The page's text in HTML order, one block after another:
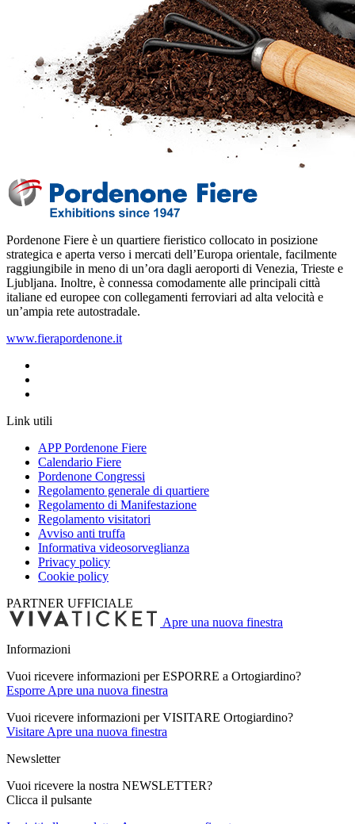
Pordenone Fiere è un quartiere fieristico collocato in posizione
strategica e aperta verso i mercati dell’Europa orientale, facilmente
raggiungibile in meno di un’ora dagli aeroporti di Venezia, Trieste e
Ljubljana‎. Inoltre, è connessa comodamente alle principali città
italiane ed europee con collegamenti ferroviari ad alta velocità e
un’ampia rete autostradale.
www.fierapordenone.it
Link utili
APP Pordenone Fiere
Calendario Fiere
Pordenone Congressi
Regolamento generale di quartiere
Regolamento di Manifestazione
Regolamento visitatori
Avviso anti truffa
Informativa videosorveglianza
Privacy policy
Cookie policy
PARTNER UFFICIALE
Apre una nuova finestra
Informazioni
Vuoi ricevere informazioni per ESPORRE a Ortogiardino?
Esporre Apre una nuova finestra
Vuoi ricevere informazioni per VISITARE Ortogiardino?
Visitare Apre una nuova finestra
Newsletter
Vuoi ricevere la nostra NEWSLETTER?
Clicca il pulsante